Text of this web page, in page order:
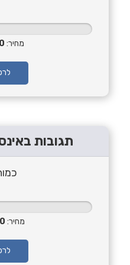
מחיר:
תגובות
מחיר: